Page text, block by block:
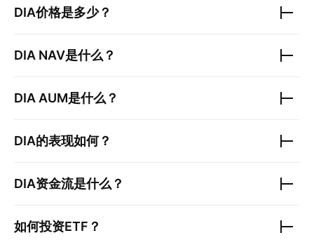
DIA价格是多少？
DIA NAV是什么？
DIA AUM是什么？
DIA的表现如何？
DIA资金流是什么？
如何投资ETF？